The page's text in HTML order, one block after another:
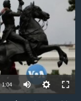
available
1:04